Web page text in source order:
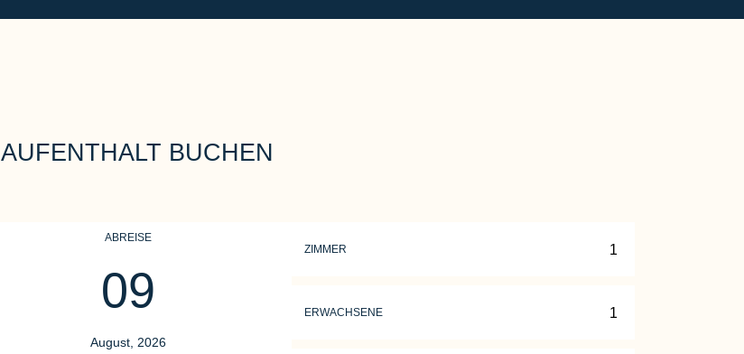
AUFENTHALT BUCHEN
ABREISE
09
August, 2026
ZIMMER
ERWACHSENE